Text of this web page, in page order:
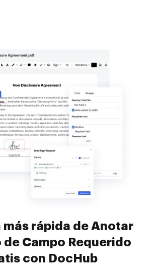
más rápida de Anotar
de Campo Requerido
con DocHub